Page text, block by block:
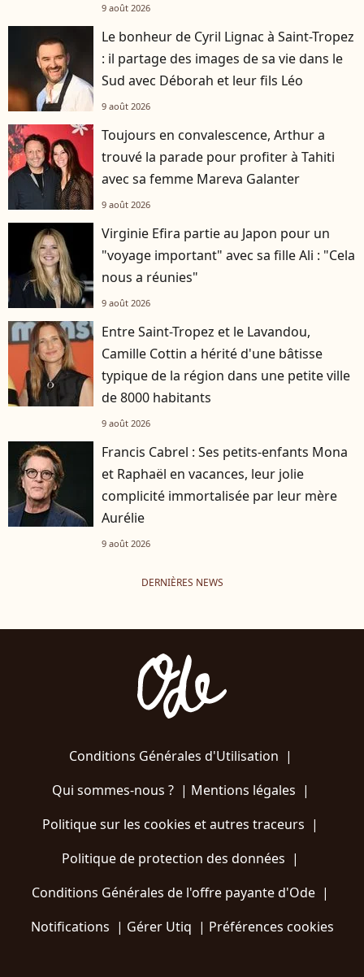
9 août 2026
Le bonheur de Cyril Lignac à Saint-Tropez
: il partage des images de sa vie dans le
Sud avec Déborah et leur fils Léo
9 août 2026
Toujours en convalescence, Arthur a
trouvé la parade pour profiter à Tahiti
avec sa femme Mareva Galanter
9 août 2026
Virginie Efira partie au Japon pour un
"voyage important" avec sa fille Ali : "Cela
nous a réunies"
9 août 2026
Entre Saint-Tropez et le Lavandou,
Camille Cottin a hérité d'une bâtisse
typique de la région dans une petite ville
de 8000 habitants
9 août 2026
Francis Cabrel : Ses petits-enfants Mona
et Raphaël en vacances, leur jolie
complicité immortalisée par leur mère
Aurélie
9 août 2026
DERNIÈRES NEWS
Conditions Générales d'Utilisation |
Qui sommes-nous ?| Mentions légales |
Politique sur les cookies et autres traceurs |
Politique de protection des données |
Conditions Générales de l'offre payante d'Ode |
Notifications | Gérer Utiq | Préférences cookies